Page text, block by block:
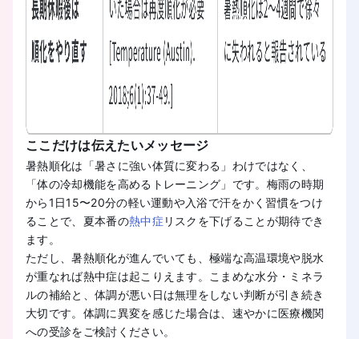
ここだけは伝えたいメッセージ
暑熱順化は「暑さに強い体質に変わる」わけではなく、
「体の冷却機能を高めるトレーニング」です。梅雨の時期
から1日15〜20分の軽い運動や入浴で汗をかく習慣をつけ
ることで、夏本番の熱中症 リスクを下げることが期待でき
ます。
ただし、暑熱順化が進んでいても、極端な高温環境や脱水
が重なれば熱中症は起こりえます。こまめな水分・ミネラ
ルの補給と、体調が悪い日は無理をしない判断が引き続き
大切です。体調に異変を感じた場合は、速やかに医療機関
への受診をご検討ください。